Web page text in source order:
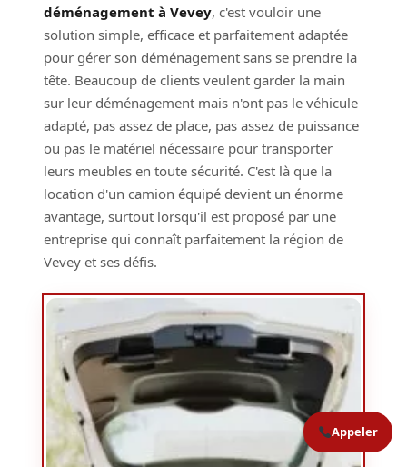
déménagement à Vevey, c'est vouloir une
solution simple, efficace et parfaitement adaptée
pour gérer son déménagement sans se prendre la
tête. Beaucoup de clients veulent garder la main
sur leur déménagement mais n'ont pas le véhicule
adapté, pas assez de place, pas assez de puissance
ou pas le matériel nécessaire pour transporter
leurs meubles en toute sécurité. C'est là que la
location d'un camion équipé devient un énorme
avantage, surtout lorsqu'il est proposé par une
entreprise qui connaît parfaitement la région de
Vevey et ses défis.
Appeler